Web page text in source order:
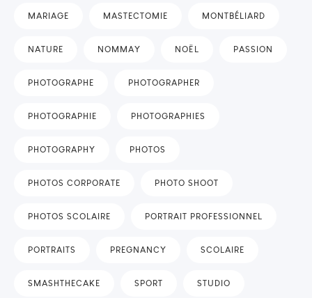
MARIAGE MASTECTOMIE MONTBÉLIARD
NATURE NOMMAY NOËL PASSION
PHOTOGRAPHE PHOTOGRAPHER
PHOTOGRAPHIE PHOTOGRAPHIES
PHOTOGRAPHY PHOTOS
PHOTOS CORPORATE PHOTO SHOOT
PHOTOS SCOLAIRE PORTRAIT PROFESSIONNEL
PORTRAITS PREGNANCY SCOLAIRE
SMASHTHECAKE SPORT STUDIO